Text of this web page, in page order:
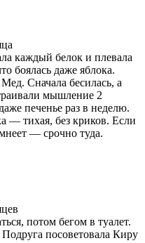
каждый белок и плевала
боялась даже яблока.
Сначала бесилась, а
мышление 2
печенье раз в неделю.
— тихая, без криков. Если
— срочно туда.
потом бегом в туалет.
посоветовала Киру